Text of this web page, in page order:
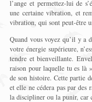
l’ange et permettez-lui de
une certaine vibration, et
vibration, qui sont peut-être
Quand vous voyez qu’il y a
votre énergie supérieure,
tendre et bienveillante.
raison pour laquelle tu es là
de son histoire. Cette partie
et elle ne cédera pas par
la discipliner ou la punir, car